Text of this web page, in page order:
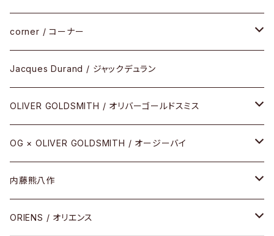
サングラス
アパレル
その他
CELLULOID（CRAFTSMAN EDITION）
SHINBARI（CRAFTSMAN EDITION）
URUSHI（CRAFTSMAN EDITION）
REVIVAL EDITION
HEAVY EDITION
COMBI （コンビシリーズ）
corner / コーナー
リサーチシリーズ
サブリメイションシリーズ
Jacques Durand / ジャックデュラン
OLIVER GOLDSMITH / オリバーゴールドスミス
メタル
セル
コンビ
OG × OLIVER GOLDSMITH / オージーバイ
メタル
セル
内藤熊八作
セル
ORIENS / オリエンス